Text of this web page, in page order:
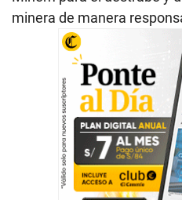
minera de manera